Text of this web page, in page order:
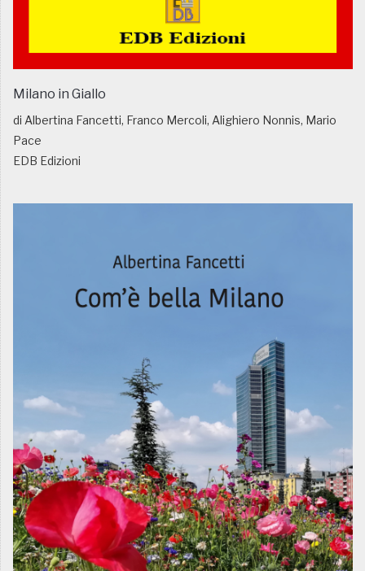
Milano in Giallo
di Albertina Fancetti, Franco Mercoli, Alighiero Nonnis, Mario
Pace
EDB Edizioni